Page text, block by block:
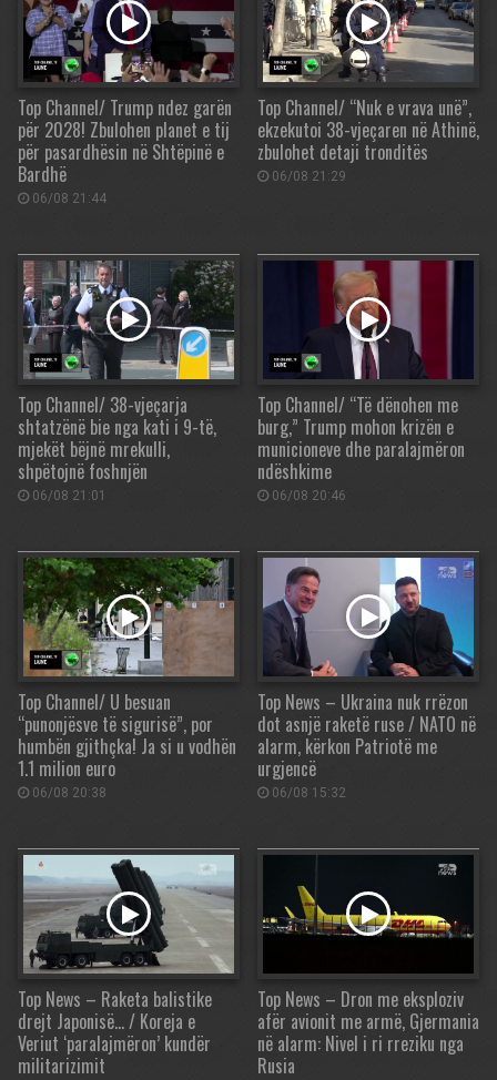
Top Channel/ Trump ndez garën
për 2028! Zbulohen planet e tij
për pasardhësin në Shtëpinë e
Bardhë
06/08 21:44
Top Channel/ “Nuk e vrava unë”,
ekzekutoi 38-vjeçaren në Athinë,
zbulohet detaji tronditës
06/08 21:29
Top Channel/ 38-vjeçarja
shtatzënë bie nga kati i 9-të,
mjekët bëjnë mrekulli,
shpëtojnë foshnjën
06/08 21:01
Top Channel/ “Të dënohen me
burg,” Trump mohon krizën e
municioneve dhe paralajmëron
ndëshkime
06/08 20:46
Top Channel/ U besuan
“punonjësve të sigurisë”, por
humbën gjithçka! Ja si u vodhën
1.1 milion euro
06/08 20:38
Top News – Ukraina nuk rrëzon
dot asnjë raketë ruse / NATO në
alarm, kërkon Patriotë me
urgjencë
06/08 15:32
Top News – Raketa balistike
drejt Japonisë… / Koreja e
Veriut ‘paralajmëron’ kundër
militarizimit
Top News – Dron me eksploziv
afër avionit me armë, Gjermania
në alarm: Nivel i ri rreziku nga
Rusia